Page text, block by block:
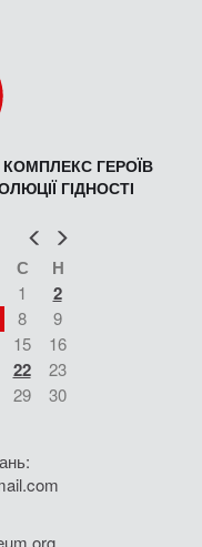
ГЕРОЇВ
ГІДНОСТІ
Попер
С Н
1 2
8
9
15
16
22
23
29
30